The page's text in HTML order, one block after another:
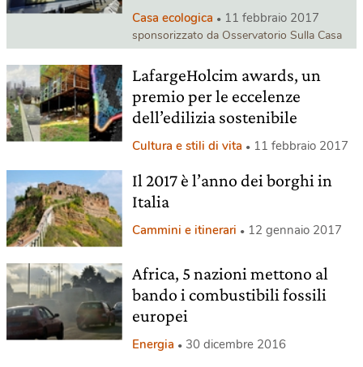
Casa ecologica 11 febbraio 2017
sponsorizzato da Osservatorio Sulla Casa
LafargeHolcim awards, un
premio per le eccelenze
dell’edilizia sostenibile
Cultura e stili di vita 11 febbraio 2017
Il 2017 è l’anno dei borghi in
Italia
Cammini e itinerari 12 gennaio 2017
Africa, 5 nazioni mettono al
bando i combustibili fossili
europei
Energia 30 dicembre 2016